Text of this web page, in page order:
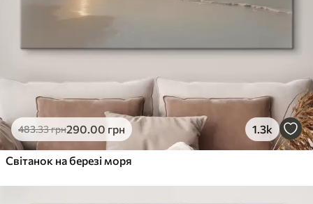
483.33грн290.00 грн 1.3k
Світанок на березі моря